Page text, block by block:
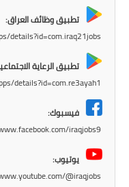
تطبيق وظائف العراق:
details?id=com.iraq21jobs
تطبيق الرعاية
details?id=com.re3ayah1
فيسبوك:
iraqjobs9
يوتيوب:
@iraqjobs